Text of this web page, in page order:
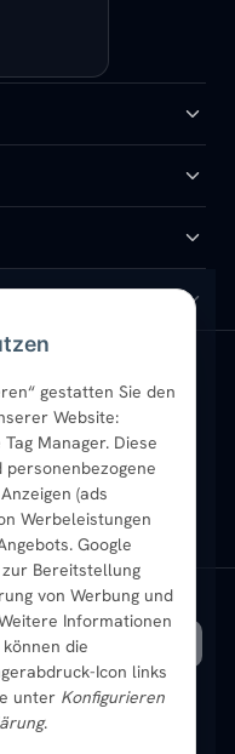
gestatten Sie den
Website:
Manager. Diese
personenbezogene
(ads
Werbeleistungen
Google
Bereitstellung
von Werbung und
Informationen
können die
Icon links
unter Konfigurieren
.
Heizkörper
Badheizkörper Schwarz
Aktuelle Angebote
VERSAND MIT